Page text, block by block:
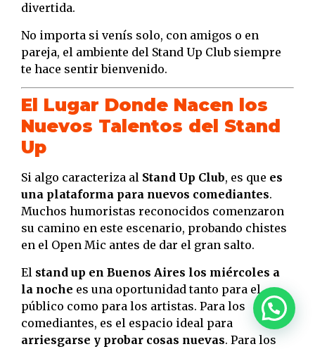
divertida.
No importa si venís solo, con amigos o en
pareja, el ambiente del Stand Up Club siempre
te hace sentir bienvenido.
El Lugar Donde Nacen los
Nuevos Talentos del Stand
Up
Si algo caracteriza al Stand Up Club, es que es
una plataforma para nuevos comediantes.
Muchos humoristas reconocidos comenzaron
su camino en este escenario, probando chistes
en el Open Mic antes de dar el gran salto.
El stand up en Buenos Aires los miércoles a
la noche es una oportunidad tanto para el
público como para los artistas. Para los
comediantes, es el espacio ideal para
arriesgarse y probar cosas nuevas. Para los